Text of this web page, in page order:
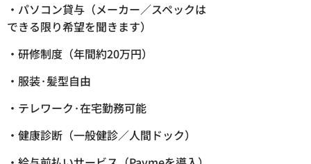
・パソコン貸与（メーカー／スペックは
できる限り希望を聞きます）
・研修制度（年間約20万円）
・服装·髪型自由
・テレワーク·在宅勤務可能
・健康診断（一般健診／人間ドック）